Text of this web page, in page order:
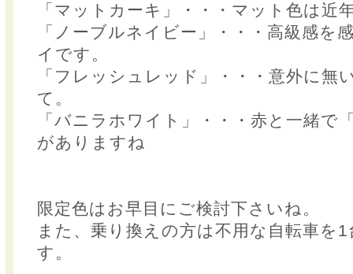
「マットカーキ」・・・マット色は近
「ノーブルネイビー」・・・高級感を
イです。
「フレッシュレッド」・・・意外に無
て。
「バニラホワイト」・・・赤と一緒で
がありますね
限定色はお早目にご検討下さいね。
また、乗り換えの方は不用な自転車を
す。